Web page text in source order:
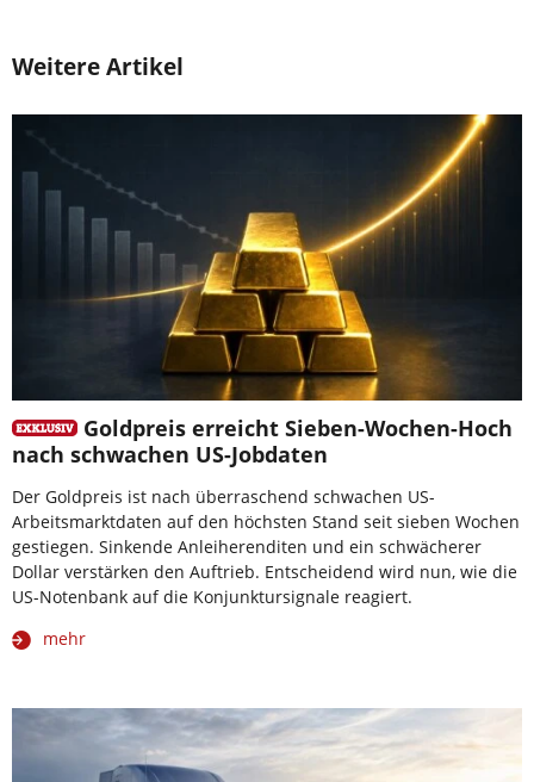
Weitere Artikel
Goldpreis erreicht Sieben-Wochen-Hoch
nach schwachen US-Jobdaten
Der Goldpreis ist nach überraschend schwachen US-
Arbeitsmarktdaten auf den höchsten Stand seit sieben Wochen
gestiegen. Sinkende Anleiherenditen und ein schwächerer
Dollar verstärken den Auftrieb. Entscheidend wird nun, wie die
US-Notenbank auf die Konjunktursignale reagiert.
mehr